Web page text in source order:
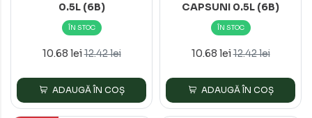
0.5L (6B)
ÎN STOC
10.68 lei12.42 lei
ADAUGĂ ÎN COȘ
CAPSUNI 0.5L (6B)
ÎN STOC
10.68 lei12.42 lei
ADAUGĂ ÎN COȘ